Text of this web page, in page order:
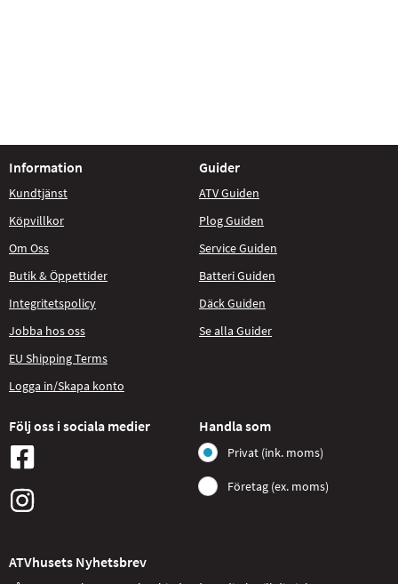
Information
Kundtjänst
Köpvillkor
Om Oss
Butik & Öppettider
Integritetspolicy
Jobba hos oss
EU Shipping Terms
Logga in/Skapa konto
Guider
ATV Guiden
Plog Guiden
Service Guiden
Batteri Guiden
Däck Guiden
Se alla Guider
Följ oss i sociala medier Handla som
Privat (ink. moms)
Företag (ex. moms)
ATVhusets Nyhetsbrev